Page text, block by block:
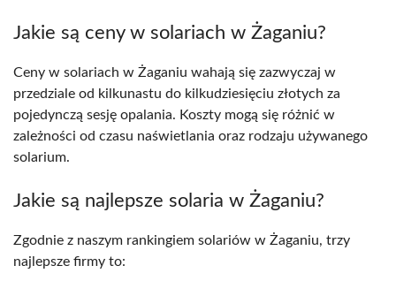
Jakie są ceny w solariach w Żaganiu?
Ceny w solariach w Żaganiu wahają się zazwyczaj w
przedziale od kilkunastu do kilkudziesięciu złotych za
pojedynczą sesję opalania. Koszty mogą się różnić w
zależności od czasu naświetlania oraz rodzaju używanego
solarium.
Jakie są najlepsze solaria w Żaganiu?
Zgodnie z naszym rankingiem solariów w Żaganiu, trzy
najlepsze firmy to: